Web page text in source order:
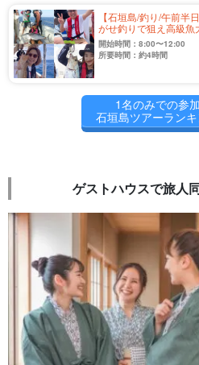
【石垣島/釣り/午前半
がせ釣りで狙え高級魚
能＆写真無料＞初心者
開始時間：8:00〜12:00
所要時間：約4時間
1名のみでの参
石垣島ツアーラン
ゲストハウスで旅人